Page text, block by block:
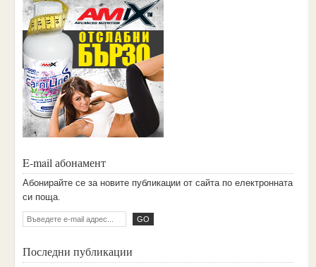
E-mail абонамент
Aбoниpaйтe ce зa нoвитe пyбликaции oт caйтa пo eлeктpoннaтa
cи пoщa.
Последни публикации